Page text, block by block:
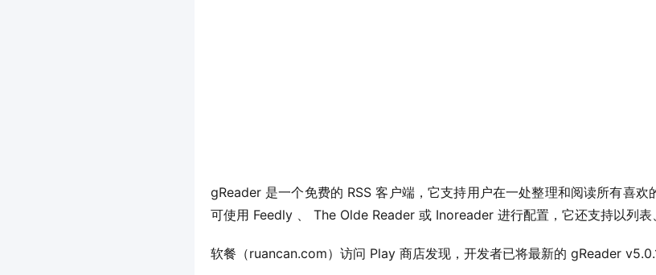
gReader 是一个免费的 RSS 客户端，它支持用户在一处整理和阅读所有喜
可使用 Feedly 、 The Olde Reader 或 Inoreader 进行配置，它还支持以列表
软餐（ruancan.com）访问 Play 商店发现，开发者已将最新的 gReader